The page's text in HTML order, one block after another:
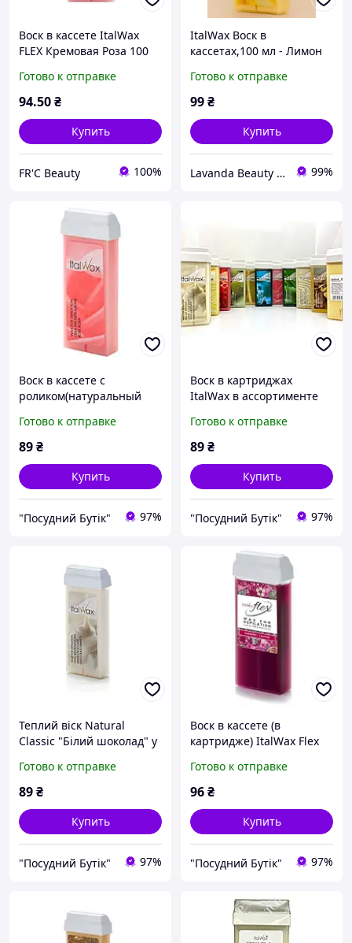
Воск в кассете ItalWax
FLEX Кремовая Роза 100
Готово к отправке
94.50₴
Купить
FR'C Beauty 100%
ItalWax Воск в
кассетах,100 мл - Лимон
Готово к отправке
99₴
Купить
Lavanda Beauty - магазин качественной косметики 99%
Воск в кассете с
роликом(натуральный
Classic Rose(Роза) 100 мл
Готово к отправке
89₴
Купить
"Посудний Бутік" 97%
Воск в картриджах
ItalWax в ассортименте
Готово к отправке
89₴
Купить
"Посудний Бутік" 97%
Теплий віск Natural
Classic "Білий шоколад" у
Готово к отправке
89₴
Купить
"Посудний Бутік" 97%
Воск в кассете (в
картридже) ItalWax Flex
Готово к отправке
96₴
Купить
"Посудний Бутік" 97%